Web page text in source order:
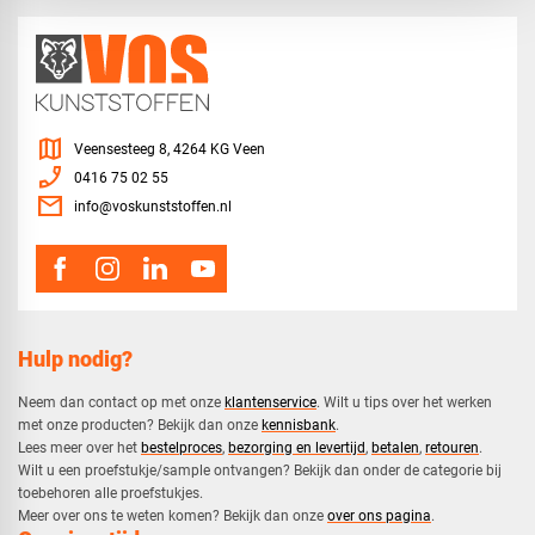
Hulp nodig?
Neem dan contact op met onze klantenservice. Wilt u tips over het werken
met onze producten? Bekijk dan onze kennisbank.
​Lees meer over het bestelproces, bezorging en levertijd, betalen, retouren.​
​Wilt u een proefstukje/sample ontvangen? Bekijk dan onder de categorie bij
toebehoren alle proefstukjes.
​​Meer over ons te weten komen? Bekijk dan onze over ons pagina.
map Veensesteeg 8, 4264 KG Veen
phone_enabled 0416 75 02 55
mail info@voskunststoffen.nl